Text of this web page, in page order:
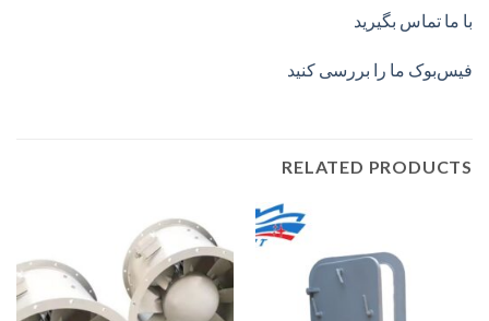
با ما تماس بگیرید
فیس‌بوک ما را بررسی کنید
RELATED PRODUCTS